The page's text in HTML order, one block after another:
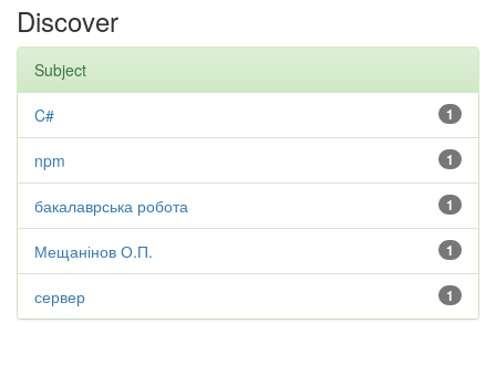
Discover
Subject
1
C#
1
npm
1
бакалаврська робота
1
Мещанінов О.П.
1
сервер